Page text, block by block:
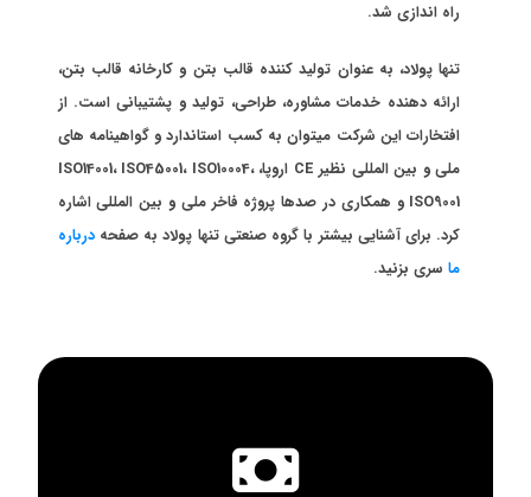
راه اندازی شد.
تنها پولاد، به عنوان تولید کننده قالب بتن و کارخانه قالب بتن،
ارائه دهنده خدمات مشاوره، طراحی، تولید و پشتیبانی است. از
افتخارات این شرکت میتوان به کسب استاندارد و گواهینامه های
ملی و بین المللی نظیر CE اروپا، ISO14001، ISO45001، ISO10004،
ISO9001 و همکاری در صدها پروژه فاخر ملی و بین المللی اشاره
کرد. برای آشنایی بیشتر با گروه صنعتی تنها پولاد به صفحه درباره
ما سری بزنید.
اینجا کلیک کنید